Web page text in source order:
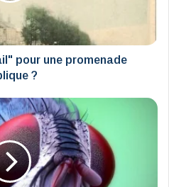
pour une promenade
?